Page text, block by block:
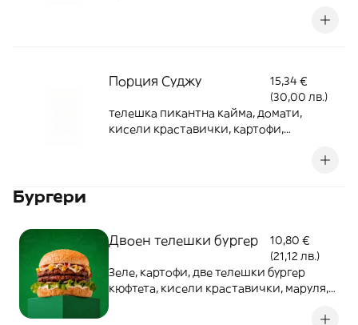
Порция Суджу
15,34 €
(30,00 лв.)
телешка пикантна кайма, домати,
кисели краставички, картофи,
Бургери
Двоен телешки бургер
10,80 €
(21,12 лв.)
Зеле, картофи, две телешки бургер
кюфтета, кисели краставички, маруля,